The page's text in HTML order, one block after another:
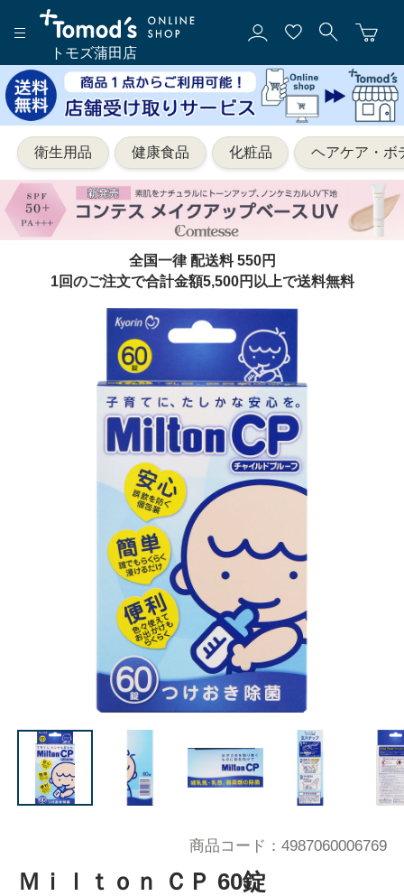
トモズ蒲田店
衛生用品 健康食品 化粧品 ヘアケア・ボ
全国一律 配送料 550円
1回のご注文で合計金額5,500円以上で送料無料
Ｍｉｌｔｏｎ ＣＰ 60錠
商品コード 4987060006769